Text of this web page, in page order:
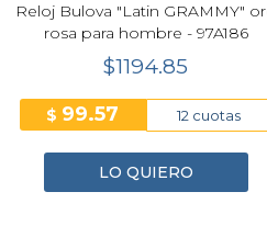
Reloj Bulova "Latin GRAMMY"
rosa para hombre - 97A186
$1194.85
$ 99.57 12 cuotas
LO QUIERO